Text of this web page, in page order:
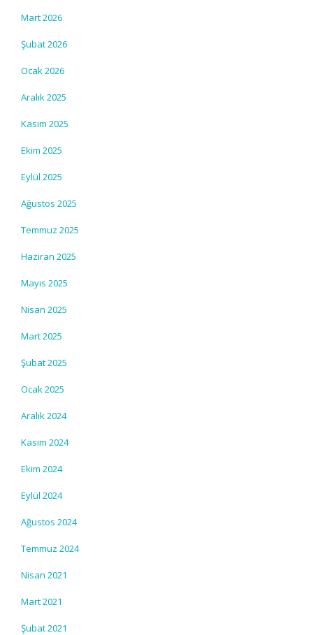
Mart 2026
Şubat 2026
Ocak 2026
Aralık 2025
Kasım 2025
Ekim 2025
Eylül 2025
Ağustos 2025
Temmuz 2025
Haziran 2025
Mayıs 2025
Nisan 2025
Mart 2025
Şubat 2025
Ocak 2025
Aralık 2024
Kasım 2024
Ekim 2024
Eylül 2024
Ağustos 2024
Temmuz 2024
Nisan 2021
Mart 2021
Şubat 2021